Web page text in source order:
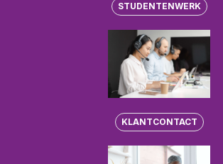
STUDENTENWERK
KLANTCONTACT